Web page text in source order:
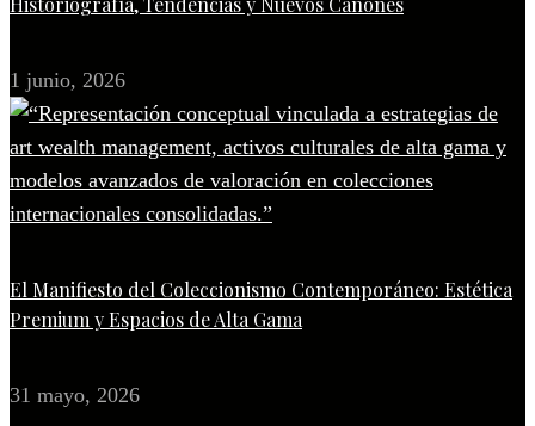
1 junio, 2026
El Manifiesto del Coleccionismo Contemporáneo: Estética
Premium y Espacios de Alta Gama
31 mayo, 2026